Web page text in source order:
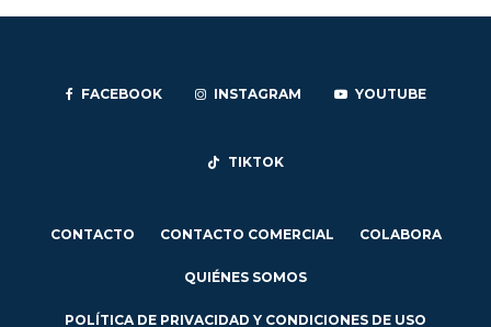
FACEBOOK INSTAGRAM YOUTUBE
TIKTOK
CONTACTO CONTACTO COMERCIAL COLABORA
QUIÉNES SOMOS
POLÍTICA DE PRIVACIDAD Y CONDICIONES DE USO